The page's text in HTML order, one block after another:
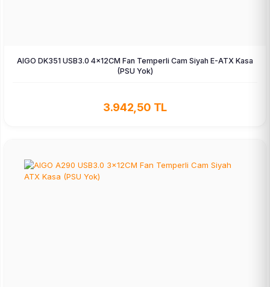
AIGO DK351 USB3.0 4×12CM Fan Temperli Cam Siyah E-ATX Kasa
(PSU Yok)
3.942,50 TL